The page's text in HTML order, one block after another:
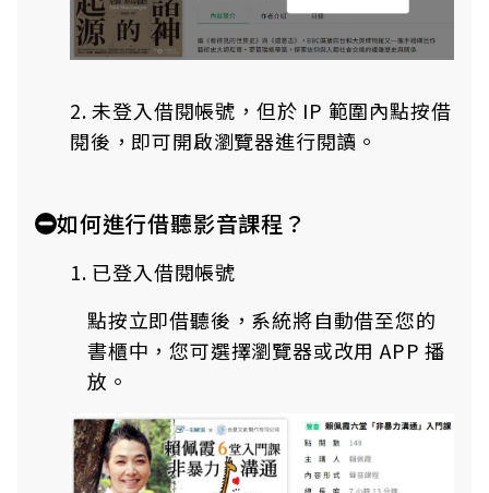
2. 未登入借閱帳號，但於 IP 範圍內點按借
閱後，即可開啟瀏覽器進行閱讀。
如何進行借聽影音課程？
1. 已登入借閱帳號
點按立即借聽後，系統將自動借至您的
書櫃中，您可選擇瀏覽器或改用 APP 播
放。